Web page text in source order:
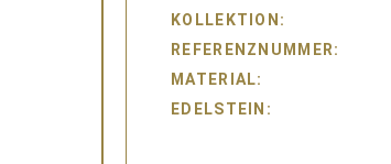
KOLLEKTION
REFERENZNUMMER
MATERIAL
EDELSTEIN